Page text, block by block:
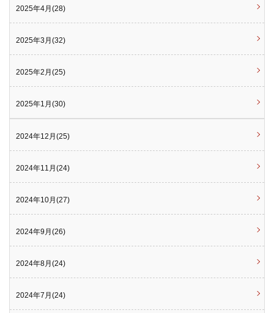
2025年4月(28)
2025年3月(32)
2025年2月(25)
2025年1月(30)
2024年12月(25)
2024年11月(24)
2024年10月(27)
2024年9月(26)
2024年8月(24)
2024年7月(24)